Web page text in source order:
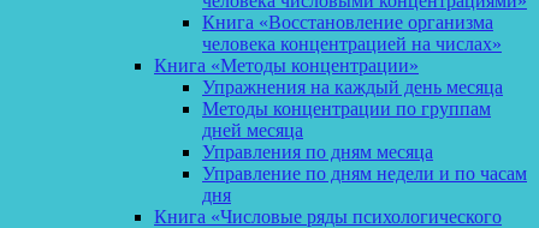
Книга «Восстановление организма
человека концентрацией на числах»
Книга «Методы концентрации»
Упражнения на каждый день месяца
Методы концентрации по группам
дней месяца
Управления по дням месяца
Управление по дням недели и по часам
дня
Книга «Числовые ряды психологического